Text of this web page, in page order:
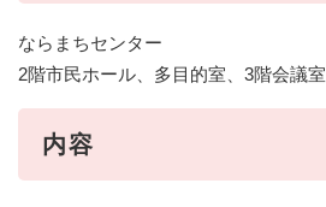
ならまちセンター
2階市民ホール、多目的室、3階会議室
内容